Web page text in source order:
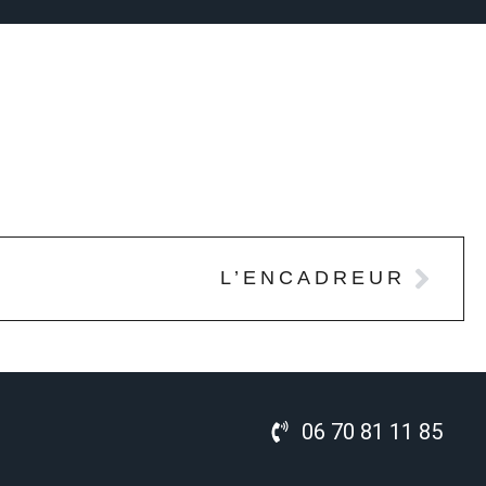
L’ENCADREUR
06 70 81 11 85